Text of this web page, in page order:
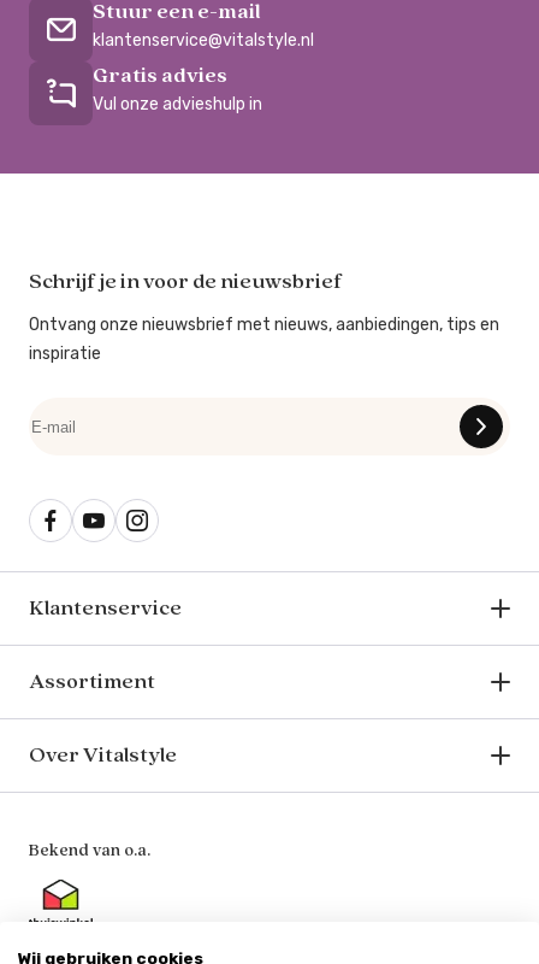
Stuur een e-mail
klantenservice@vitalstyle.nl
Gratis advies
Vul onze advieshulp in
Schrijf je in voor de nieuwsbrief
Ontvang onze nieuwsbrief met nieuws, aanbiedingen, tips en
inspiratie
Klantenservice
Assortiment
Over Vitalstyle
Bekend van o.a.
Wij gebruiken cookies